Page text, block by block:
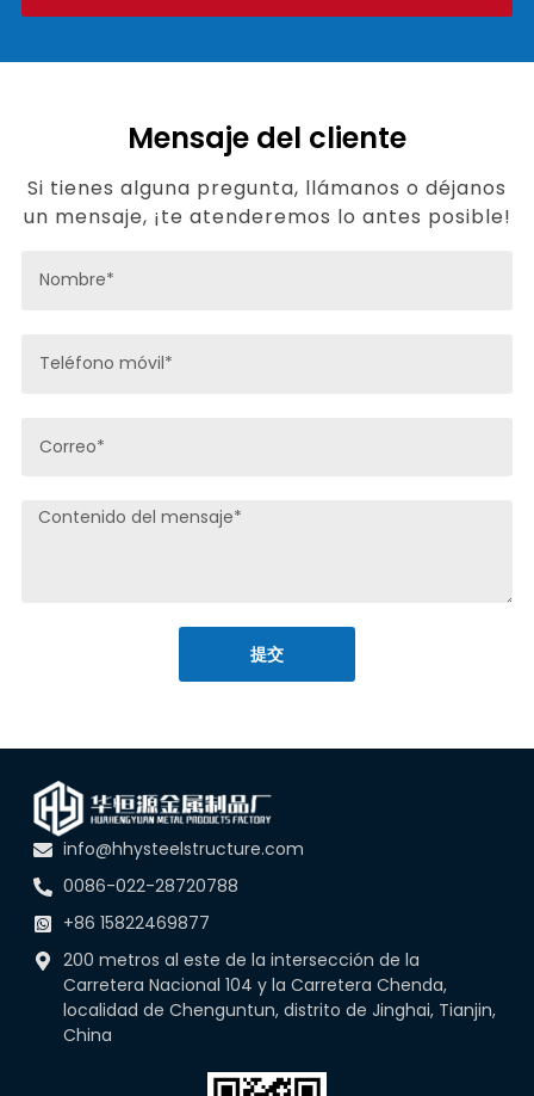
Mensaje del cliente
Si tienes alguna pregunta, llámanos o déjanos
un mensaje, ¡te atenderemos lo antes posible!
提交
info@hhysteelstructure.com
0086-022-28720788
+86 15822469877
200 metros al este de la intersección de la
Carretera Nacional 104 y la Carretera Chenda,
localidad de Chenguntun, distrito de Jinghai, Tianjin,
China